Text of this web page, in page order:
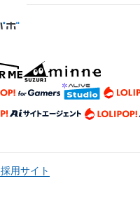
採用サイト